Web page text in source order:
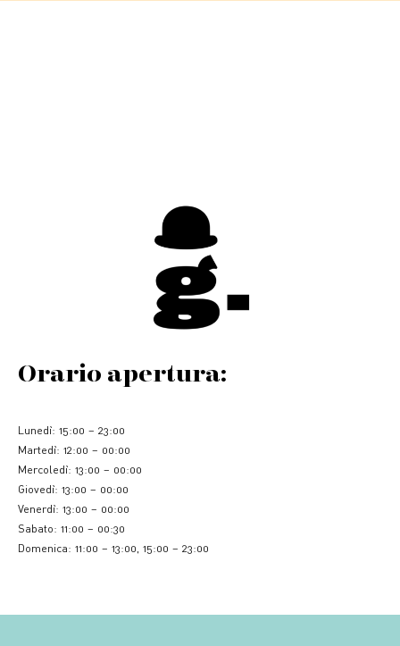
Orario apertura:
Lunedì: 15:00 – 23:00
Martedì: 12:00 – 00:00
Mercoledì: 13:00 – 00:00
Giovedì: 13:00 – 00:00
Venerdì: 13:00 – 00:00
Sabato: 11:00 – 00:30
Domenica: 11:00 – 13:00, 15:00 – 23:00